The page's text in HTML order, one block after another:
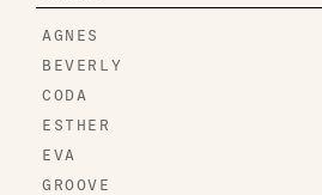
AGNES
BEVERLY
CODA
ESTHER
EVA
GROOVE